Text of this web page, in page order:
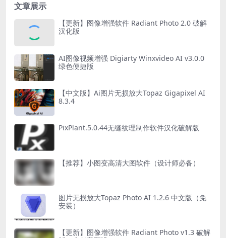
文章展示
【更新】图像增强软件 Radiant Photo 2.0 破解
汉化版
AI图像视频增强 Digiarty Winxvideo AI v3.0.0
绿色便捷版
【中文版】Ai图片无损放大Topaz Gigapixel AI
8.3.4
PixPlant.5.0.44无缝纹理制作软件汉化破解版
【推荐】小图变高清大图软件（设计师必备）
图片无损放大Topaz Photo AI 1.2.6 中文版（免
安装）
【更新】图像增强软件 Radiant Photo v1.3 破解